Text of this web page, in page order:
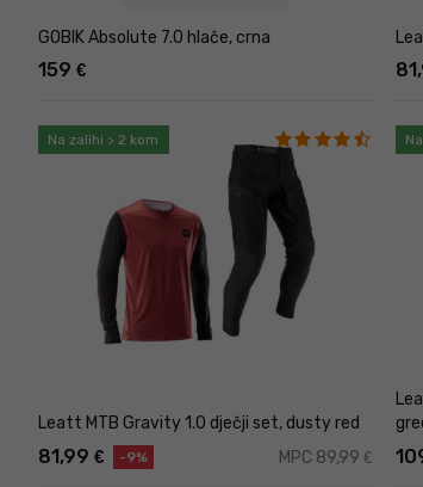
GOBIK Absolute 7.0 hlače, crna
159 €
Na zalihi > 2 kom
Leatt MTB Gravity 1.0 dječji set, dusty red
81,99 € -9% MPC 89,99 €